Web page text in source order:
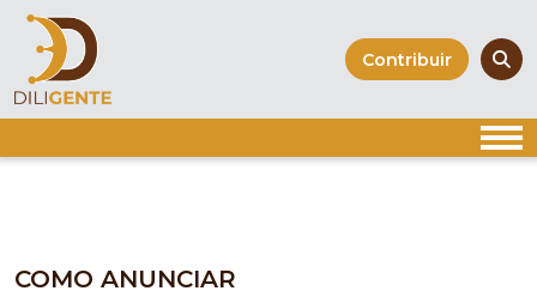
Skip
content
Contribuir
COMO ANUNCIAR